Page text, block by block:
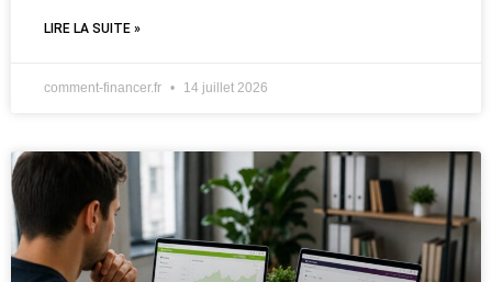
LIRE LA SUITE »
comment-financer.fr 14 juillet 2026